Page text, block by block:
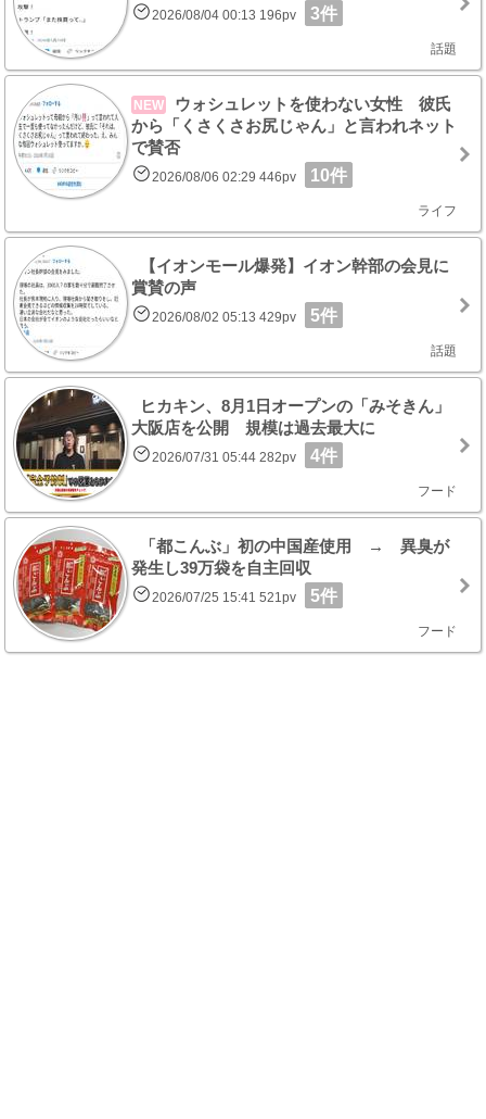
2026/08/04 00:13 196pv 3件
話題
NEW
ウォシュレットを使わない女性 彼氏
から「くさくさお尻じゃん」と言われネット
で賛否
2026/08/06 02:29 446pv 10件
ライフ
【イオンモール爆発】イオン幹部の会見に
賞賛の声
2026/08/02 05:13 429pv 5件
話題
ヒカキン、8月1日オープンの「みそきん」
大阪店を公開 規模は過去最大に
2026/07/31 05:44 282pv 4件
フード
「都こんぶ」初の中国産使用 → 異臭が
発生し39万袋を自主回収
2026/07/25 15:41 521pv 5件
フード